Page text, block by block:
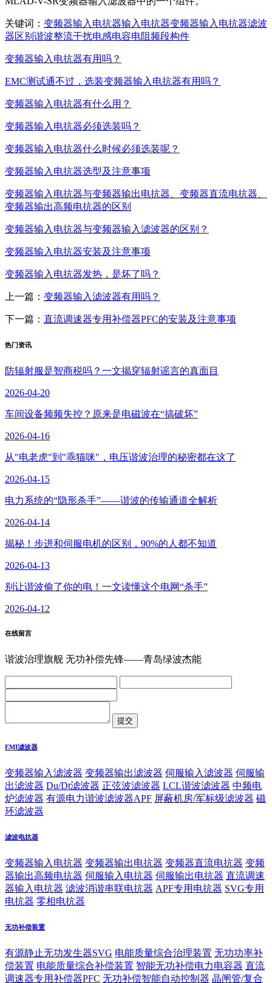
关键词： 变频器输入 电抗器输入电抗器变频器输入电抗器滤波
器区别 谐波整流干扰电感电容电阻频段构件
变频器输入电抗器有用吗？
EMC测试通不过，选装变频器输入电抗器有用吗？
变频器输入电抗器有什么用？
变频器输入电抗器必须选装吗？
变频器输入电抗器什么时候必须选装呢？
变频器输入电抗器选型及注意事项
变频器输入电抗器与变频器输出电抗器、变频器直流电抗器、
变频器输出高频电抗器的区别
变频器输入电抗器与变频器输入滤波器的区别？
变频器输入电抗器安装及注意事项
变频器输入电抗器发热，是坏了吗？
上一篇： 变频器输入滤波器有用吗？
下一篇： 直流调速器专用补偿器PFC的安装及注意事项
热门资讯
防辐射服是智商税吗？一文揭穿辐射谣言的真面目
2026-04-20
车间设备频频失控？原来是电磁波在“搞破坏”
2026-04-16
从"电老虎"到"乖猫咪"，电压谐波治理的秘密都在这了
2026-04-15
电力系统的“隐形杀手”——谐波的传输通道全解析
2026-04-14
揭秘！步进和伺服电机的区别，90%的人都不知道
2026-04-13
别让谐波偷了你的电！一文读懂这个电网“杀手”
2026-04-12
在线留言
谐波治理旗舰 无功补偿先锋——青岛绿波杰能
EMI滤波器
变频器输入滤波器 变频器输出滤波器 伺服输入滤波器 伺服输
出滤波器 Du/Dt滤波器 正弦波滤波器 LCL谐波滤波器 中频电
炉滤波器 有源电力谐波滤波器APF 屏蔽机房/军标级滤波器 磁
环滤波器
滤波电抗器
变频器输入电抗器 变频器输出电抗器 变频器直流电抗器 变频
器输出高频电抗器 伺服输入电抗器 伺服输出电抗器 直流调速
器输入电抗器 滤波消谐串联电抗器 APF专用电抗器 SVG专用
电抗器 零相电抗器
无功补偿装置
有源静止无功发生器SVG 电能质量综合治理装置 无功功率补
偿装置 电能质量综合补偿装置 智能无功补偿电力电容器 直流
调速器专用补偿器PFC 无功补偿智能自动控制器 晶闸管/复合